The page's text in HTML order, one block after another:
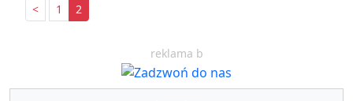
< 1 2
reklama b